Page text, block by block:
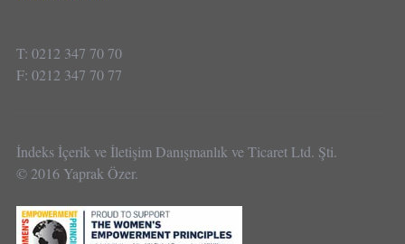
T: 0212 347 70 70
F: 0212 347 70 77
İndeks İçerik ve İletişim Danışmanlık ve Ticaret Ltd. Şti.
© 2016 Yaprak Özer.